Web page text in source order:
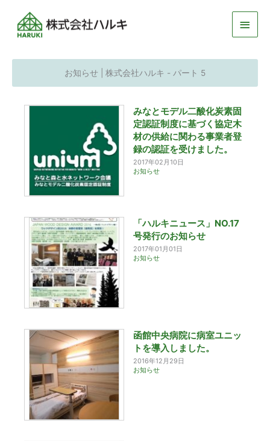
メ
メ
ニ
ュ
お知らせ | 株式会社ハルキ - パート 5
みなとモデル二酸化炭素固
定認証制度に基づく協定木
材の供給に関わる事業者登
録の認証を受けました。
2017年02月10日
お知らせ
「ハルキニュース」NO.17
号発行のお知らせ
2017年01月01日
お知らせ
函館中央病院に病室ユニッ
トを導入しました。
2016年12月29日
お知らせ